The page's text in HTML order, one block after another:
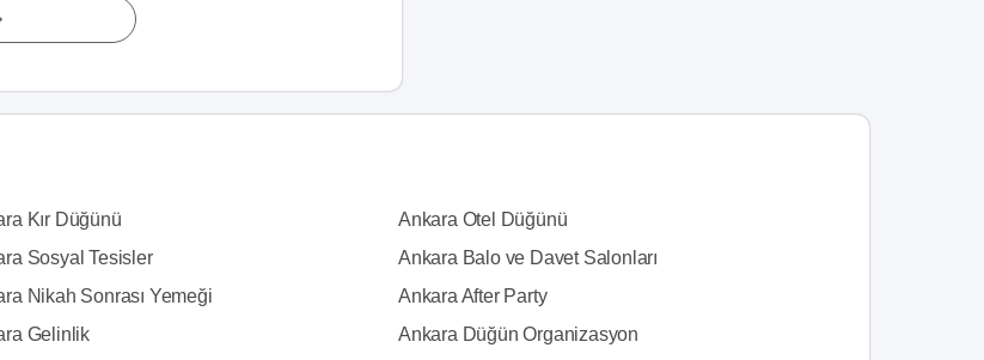
Kır Düğünü
Ankara Otel Düğünü
Sosyal Tesisler
Ankara Balo ve Davet Salonları
Nikah Sonrası Yemeği
Ankara After Party
Gelinlik
Ankara Düğün Organizasyon